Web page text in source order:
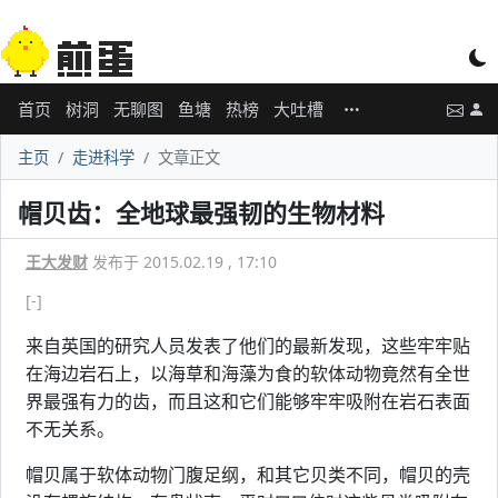
首页 树洞 无聊图 鱼塘 热榜 大吐槽
主页 走进科学 文章正文
帽贝齿：全地球最强韧的生物材料
王大发财 发布于 2015.02.19 , 17:10
[-]
来自英国的研究人员发表了他们的最新发现，这些牢牢贴
在海边岩石上，以海草和海藻为食的软体动物竟然有全世
界最强有力的齿，而且这和它们能够牢牢吸附在岩石表面
不无关系。
帽贝属于软体动物门腹足纲，和其它贝类不同，帽贝的壳